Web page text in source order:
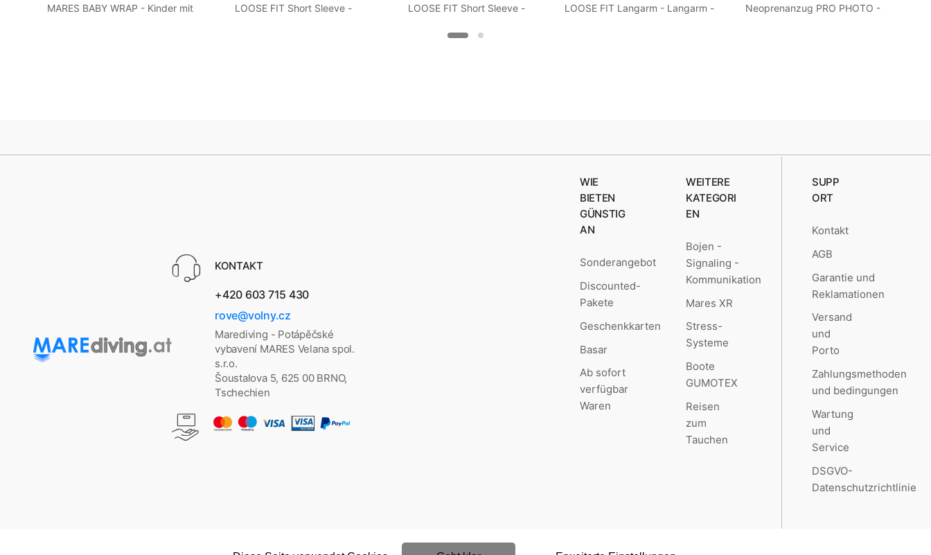
MARES BABY WRAP - Kinder mit
LOOSE FIT Short Sleeve -
LOOSE FIT Short Sleeve -
XXS Turquoise
LOOSE FIT Langarm - Langarm -
Neoprenanzug PRO PHOTO -
KONTAKT
+420 603 715 430
rove@volny.cz
Marediving - Potápěčské
vybavení MARES Velana spol.
s.r.o.
Šoustalova 5, 625 00 BRNO,
Tschechien
WIE
BIETEN
GÜNSTIG
AN
Sonderangebot
Discounted-
Pakete
Geschenkkarten
Basar
Ab sofort
verfügbar
Waren
WEITERE
KATEGORI
EN
Bojen -
Signaling -
Kommunikation
Mares XR
Stress-
Systeme
Boote
GUMOTEX
Reisen
zum
Tauchen
SUPP
ORT
Kontakt
AGB
Garantie und
Reklamationen
Versand
und
Porto
Zahlungsmethoden
und bedingungen
Wartung
und
Service
DSGVO-
Datenschutzrichtlinie